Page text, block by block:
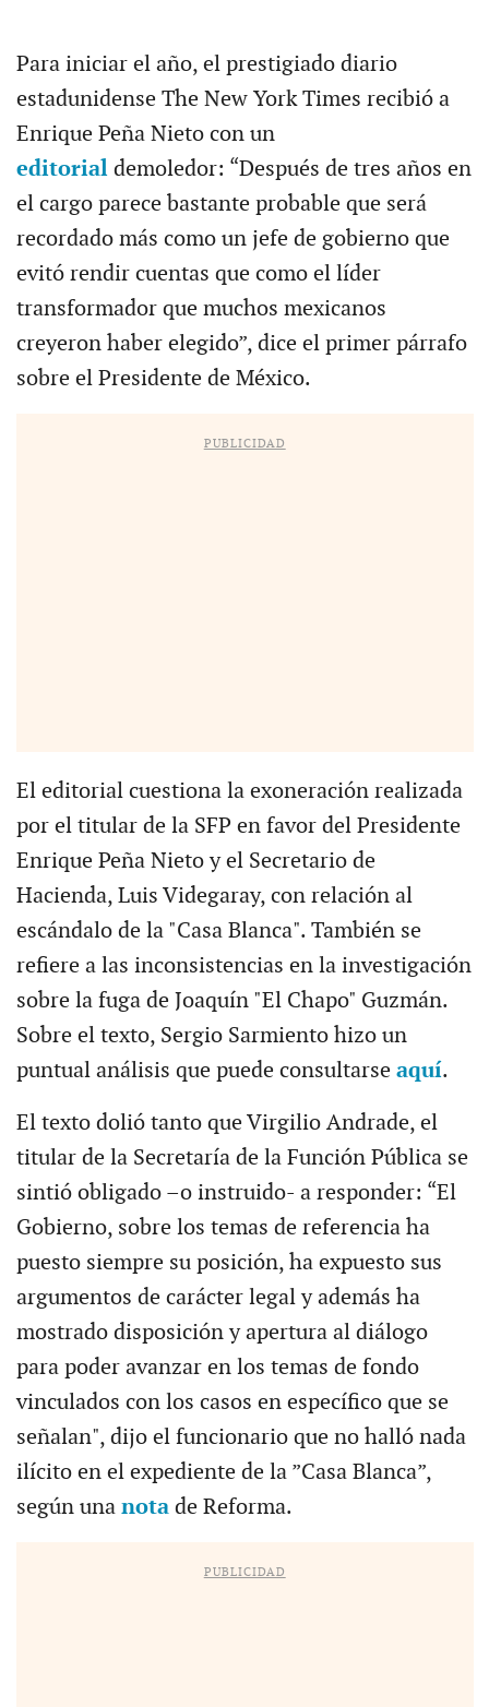
Para iniciar el año, el prestigiado diario
estadunidense The New York Times recibió a
Enrique Peña Nieto con un
editorialdemoledor: “Después de tres años en
el cargo parece bastante probable que será
recordado más como un jefe de gobierno que
evitó rendir cuentas que como el líder
transformador que muchos mexicanos
creyeron haber elegido”, dice el primer párrafo
sobre el Presidente de México.
PUBLICIDAD
El editorial cuestiona la exoneración realizada
por el titular de la SFP en favor del Presidente
Enrique Peña Nieto y el Secretario de
Hacienda, Luis Videgaray, con relación al
escándalo de la "Casa Blanca". También se
refiere a las inconsistencias en la investigación
sobre la fuga de Joaquín "El Chapo" Guzmán.
Sobre el texto, Sergio Sarmiento hizo un
puntual análisis que puede consultarse aquí.
El texto dolió tanto que Virgilio Andrade, el
titular de la Secretaría de la Función Pública se
sintió obligado –o instruido- a responder: “El
Gobierno, sobre los temas de referencia ha
puesto siempre su posición, ha expuesto sus
argumentos de carácter legal y además ha
mostrado disposición y apertura al diálogo
para poder avanzar en los temas de fondo
vinculados con los casos en específico que se
señalan", dijo el funcionario que no halló nada
ilícito en el expediente de la ”Casa Blanca”,
según una notade Reforma.
PUBLICIDAD